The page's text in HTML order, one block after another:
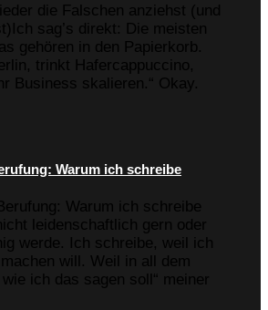
die Falschen anziehst (und
sag’s direkt: Die meisten
gehören in den Papierkorb.
trinkt Hafercappuccino,
Business skalieren.“ Okay.
Warum ich schreibe
Warum ich schreibe
leidenschaftlich gern oder
werde. Ich schreibe, weil ich
will. Weil in all dem
ich das sagen soll“ meiner